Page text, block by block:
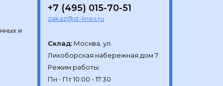
и
+7 (495) 015-70-51
zakaz@st-lines.ru
Склад: Москва, ул.
Лихоборская набережная дом 7
Режим работы: